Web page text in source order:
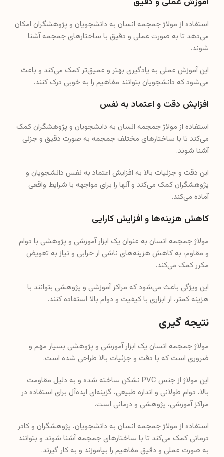
استفاده از مولاژ جمجمه انسان به دانشجویان و پژوهشگران امکان
می‌دهد تا به صورت عملی و دقیق با ساختارهای جمجمه آشنا
شوند.
این آموزش عملی به یادگیری بهتر و عمیق‌تر کمک می‌کند و باعث
می‌شود که دانشجویان بتوانند مفاهیم را به خوبی درک کنند.
افزایش دقت و اعتماد به نفس
استفاده از مولاژ جمجمه انسان به دانشجویان و پژوهشگران کمک
می‌کند تا با ساختارهای مختلف جمجمه به صورت دقیق و جزئی
آشنا شوند.
این دقت و جزئیات بالا به افزایش اعتماد به نفس دانشجویان و
پژوهشگران کمک می‌کند و آنها را برای مواجهه با شرایط واقعی
آماده می‌کند.
کاهش هزینه‌ها و افزایش کارایی
مولاژ جمجمه انسان به عنوان یک ابزار آموزشی و پژوهشی با دوام
و مقاوم، به کاهش هزینه‌های ناشی از خرابی و نیاز به تعویض
مکرر کمک می‌کند.
این ویژگی باعث می‌شود که مراکز آموزشی و پژوهشی بتوانند با
هزینه کمتر، از ابزاری با کیفیت و دوام بالا استفاده کنند.
نتیجه گیری
مولاژ جمجمه انسان یک ابزار آموزشی و پژوهشی بسیار مهم و
ضروری است که با دقت و جزئیات بالا طراحی شده است.
این مولاژ از جنس PVC نشکن ساخته شده و به دلیل مقاومت
بالا، دوام طولانی و اندازه طبیعی، گزینه‌ای ایده‌آل برای استفاده در
مراکز آموزشی، پژوهشی و درمانی است.
استفاده از مولاژ جمجمه انسان به دانشجویان، پژوهشگران و کادر
درمانی کمک می‌کند تا با ساختارهای جمجمه آشنا شوند و بتوانند
به صورت عملی و دقیق مفاهیم را بیاموزند و به کار گیرند.